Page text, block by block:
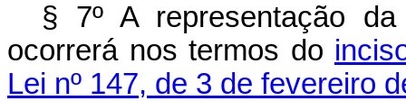
§ 7º A representação
ocorrerá nos termos do
Lei nº 147, de 3 de fevereiro